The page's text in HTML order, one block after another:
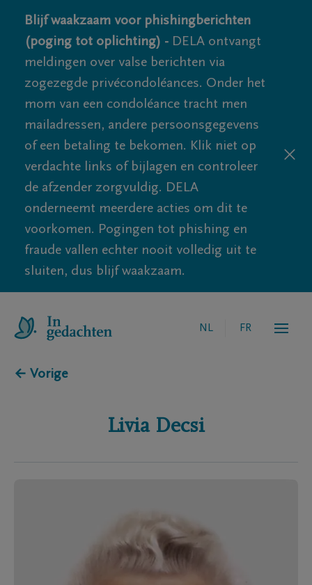
Blijf waakzaam voor phishingberichten
(poging tot oplichting) - DELA ontvangt
meldingen over valse berichten via
zogezegde privécondoléances. Onder het
mom van een condoléance tracht men
mailadressen, andere persoonsgegevens
of een betaling te bekomen. Klik niet op
verdachte links of bijlagen en controleer
de afzender zorgvuldig. DELA
onderneemt meerdere acties om dit te
voorkomen. Pogingen tot phishing en
fraude vallen echter nooit volledig uit te
sluiten, dus blijf waakzaam.
NL FR
← Vorige
Livia Decsi